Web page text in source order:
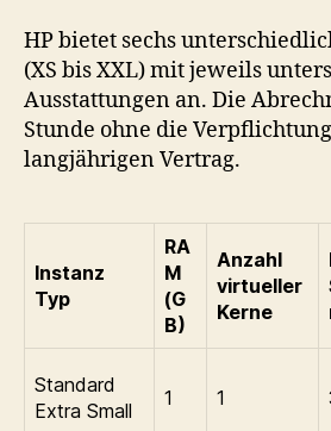
HP bietet sechs
(XS bis XXL) mit jeweils
Ausstattungen an. Die
Stunde ohne die
langjährigen Vertrag.
Instanz
Typ
RA
M
(G
B)
Anzahl
virtueller
Kerne
Standard
Extra Small
1 1